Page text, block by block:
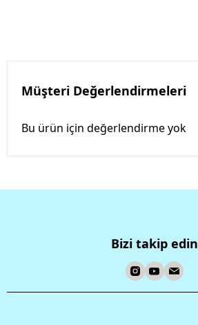
Müşteri Değerlendirmeleri
Bu ürün için değerlendirme yok
Bizi takip edin